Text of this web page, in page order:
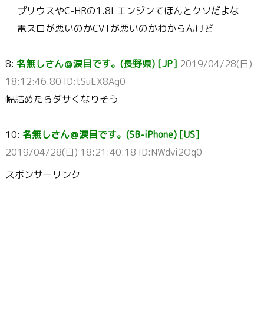
プリウスやC-HRの1.8Lエンジンてほんとクソだよな
電スロが悪いのかCVTが悪いのかわからんけど
8: 名無しさん＠涙目です。(長野県) [JP] 2019/04/28(日)
18:12:46.80 ID:tSuEX8Ag0
幅詰めたらダサくなりそう
10: 名無しさん＠涙目です。(SB-iPhone) [US]
2019/04/28(日) 18:21:40.18 ID:NWdvi2Oq0
スポンサーリンク